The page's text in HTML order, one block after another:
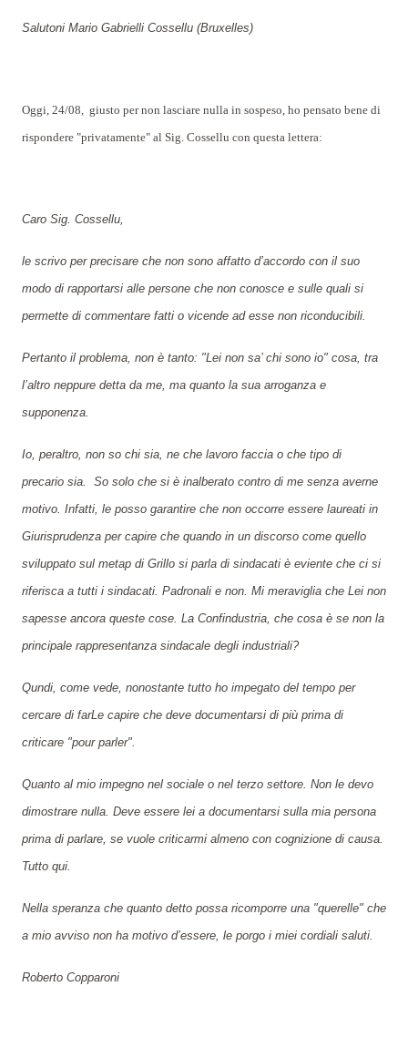
Salutoni Mario Gabrielli Cossellu (Bruxelles)
Oggi, 24/08, giusto per non lasciare nulla in sospeso, ho pensato bene di
rispondere "privatamente" al Sig. Cossellu con questa lettera:
Caro Sig. Cossellu,
le scrivo per precisare che non sono affatto d’accordo con il suo
modo di rapportarsi alle persone che non conosce e sulle quali si
permette di commentare fatti o vicende ad esse non riconducibili.
Pertanto il problema, non è tanto: "Lei non sa’ chi sono io" cosa, tra
l’altro neppure detta da me, ma quanto la sua arroganza e
supponenza.
Io, peraltro, non so chi sia, ne che lavoro faccia o che tipo di
precario sia. So solo che si è inalberato contro di me senza averne
motivo. Infatti, le posso garantire che non occorre essere laureati in
Giurisprudenza per capire che quando in un discorso come quello
sviluppato sul metap di Grillo si parla di sindacati è eviente che ci si
riferisca a tutti i sindacati. Padronali e non. Mi meraviglia che Lei non
sapesse ancora queste cose. La Confindustria, che cosa è se non la
principale rappresentanza sindacale degli industriali?
Qundi, come vede, nonostante tutto ho impegato del tempo per
cercare di farLe capire che deve documentarsi di più prima di
criticare "pour parler".
Quanto al mio impegno nel sociale o nel terzo settore. Non le devo
dimostrare nulla. Deve essere lei a documentarsi sulla mia persona
prima di parlare, se vuole criticarmi almeno con cognizione di causa.
Tutto qui.
Nella speranza che quanto detto possa ricomporre una "querelle" che
a mio avviso non ha motivo d’essere, le porgo i miei cordiali saluti.
Roberto Copparoni